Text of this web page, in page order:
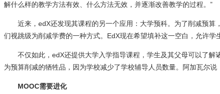
解什么样的教学方法有效、什么方法无效，并逐渐改善教学的过程。”
近来，edX还发现其课程的另一个应用：大学预科。为了削减预算
们视跳级为削减学费的一种方式。EdX现在希望填补这一空白，允许学
不仅如此，edX还提供大学入学指导课程，学生及其父母可以了解
为预算削减的牺牲品，因为学校减少了学校辅导人员数量。阿加瓦尔
MOOC需要进化